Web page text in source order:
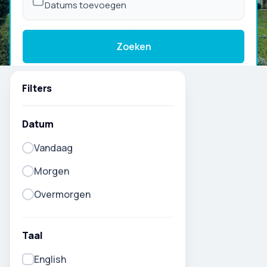
Datums toevoegen
Zoeken
Filters
Datum
Vandaag
Morgen
Overmorgen
Taal
English